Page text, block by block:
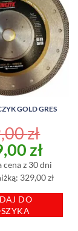
GOLD GRES
zł
zł.
zł
cena
cena z 30 dni
329,00 zł
DO